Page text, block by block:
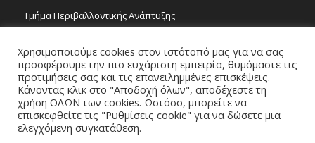
Τμήμα Περιβαλλοντικής Ανάπτυξης
Τομέας Γραμμάτων και Τεχνών
Τροχονομία
Χρησιμοποιούμε cookies στον ιστότοπό μας για να σας
προσφέρουμε την πιο ευχάριστη εμπειρία, θυμόμαστε τις
προτιμήσεις σας και τις επανειλημμένες επισκέψεις.
Κάνοντας κλικ στο "Αποδοχή όλων", αποδέχεστε τη
χρήση ΟΛΩΝ των cookies. Ωστόσο, μπορείτε να
επισκεφθείτε τις "Ρυθμίσεις cookie" για να δώσετε μια
ελεγχόμενη συγκατάθεση.